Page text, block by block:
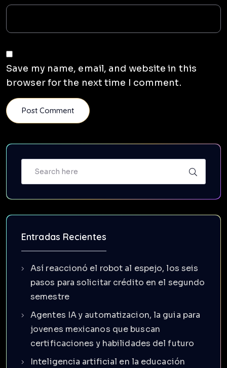
Save my name, email, and website in this
browser for the next time I comment.
Entradas Recientes
Así reaccionó el robot al espejo, los seis
pasos para solicitar crédito en el segundo
semestre
Agentes IA y automatizacion, la guia para
jovenes mexicanos que buscan
certificaciones y habilidades del futuro
Inteligencia artificial en la educación